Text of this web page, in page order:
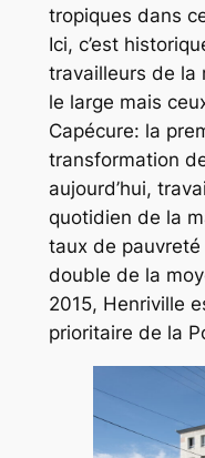
tropiques dans
Ici, c’est
travailleurs de la
le large mais
Capécure: la
transformation
aujourd’hui,
quotidien de la
taux de
double de la
2015, Henriville
prioritaire de la